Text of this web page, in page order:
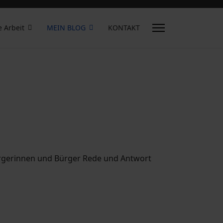
Arbeit MEIN BLOG KONTAKT
und Bürger Rede und Antwort